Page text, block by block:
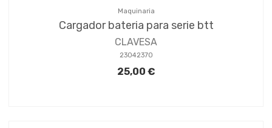
Maquinaria
Cargador bateria para serie btt
CLAVESA
23042370
25,00 €